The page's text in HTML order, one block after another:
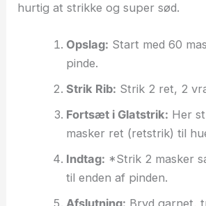
hurtig at strikke og super sød.
Opslag: Start med 60
pinde.
Strik Rib: Strik 2 ret, 2
Fortsæt i Glatstrik: Her
masker ret (retstrik) til
Indtag: *Strik 2 masker
til enden af pinden.